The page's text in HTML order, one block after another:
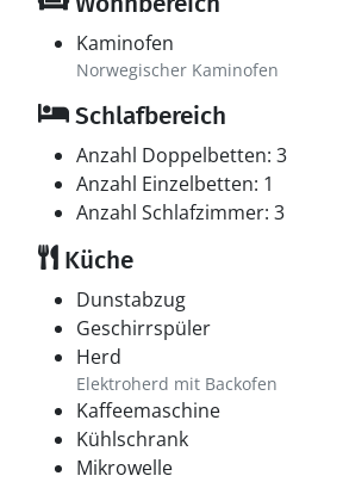
Kaminofen
Norwegischer Kaminofen
Schlafbereich
Anzahl Doppelbetten: 3
Anzahl Einzelbetten: 1
Anzahl Schlafzimmer: 3
Küche
Dunstabzug
Geschirrspüler
Herd
Elektroherd mit Backofen
Kaffeemaschine
Kühlschrank
Mikrowelle